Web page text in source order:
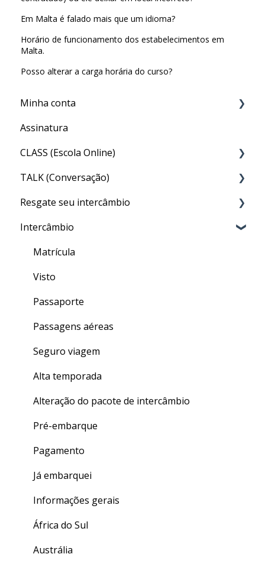
Em Malta é falado mais que um idioma?
Horário de funcionamento dos estabelecimentos em
Malta.
Posso alterar a carga horária do curso?
Minha conta
Minha Conta
Assinatura
CLASS (Escola Online)
Acesso ao CLASS
Conteúdo do CLASS
Meu nível no CLASS
Como fazer as aulas de inglês geral do CLASS
Quizzes
Finalizando seu curso
Dúvidas gerais
TALK (Conversação)
Por que preciso fazer o TALK?
Aula particular (PRIVATE TALK)
Aula em grupo (GROUP TALK)
Dentro do TALK
Crédito de Aulas
Resgate seu intercâmbio
Resgate
Intercâmbio
Matrícula
Visto
Passaporte
Passagens aéreas
Seguro viagem
Alta temporada
Alteração do pacote de intercâmbio
Pré-embarque
Pagamento
Já embarquei
Informações gerais
África do Sul
Austrália